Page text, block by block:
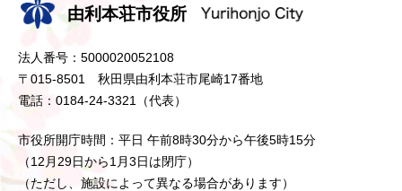
由利本荘市役所
法人番号：5000020052108
〒015-8501 秋田県由利本荘市尾崎17番地
電話：0184-24-3321（代表）
市役所開庁時間：平日 午前8時30分から午後5時15分
（12月29日から1月3日は閉庁）
（ただし、施設によって異なる場合があります）